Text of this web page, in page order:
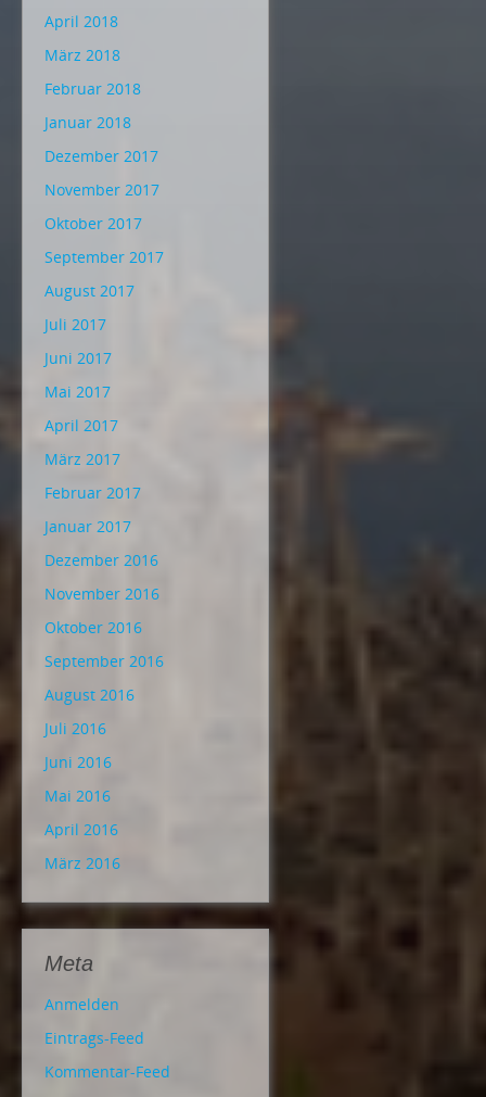
April 2018
März 2018
Februar 2018
Januar 2018
Dezember 2017
November 2017
Oktober 2017
September 2017
August 2017
Juli 2017
Juni 2017
Mai 2017
April 2017
März 2017
Februar 2017
Januar 2017
Dezember 2016
November 2016
Oktober 2016
September 2016
August 2016
Juli 2016
Juni 2016
Mai 2016
April 2016
März 2016
Meta
Anmelden
Eintrags-Feed
Kommentar-Feed